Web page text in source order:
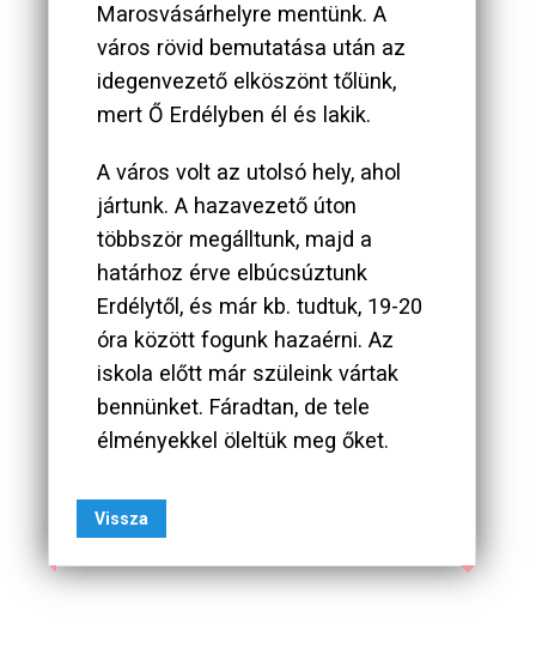
Marosvásárhelyre mentünk. A
város rövid bemutatása után az
idegenvezető elköszönt tőlünk,
mert Ő Erdélyben él és lakik.
A város volt az utolsó hely, ahol
jártunk. A hazavezető úton
többször megálltunk, majd a
határhoz érve elbúcsúztunk
Erdélytől, és már kb. tudtuk, 19-20
óra között fogunk hazaérni. Az
iskola előtt már szüleink vártak
bennünket. Fáradtan, de tele
élményekkel öleltük meg őket.
Vissza